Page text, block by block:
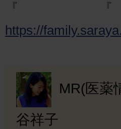
『『
https://
MR(医薬
谷祥子